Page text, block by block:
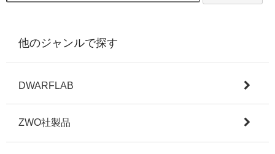
他のジャンルで探す
DWARFLAB
ZWO社製品